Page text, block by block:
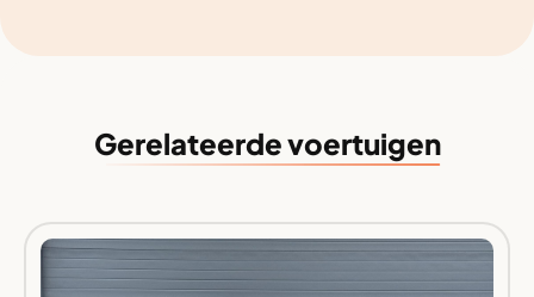
Gerelateerde voertuigen